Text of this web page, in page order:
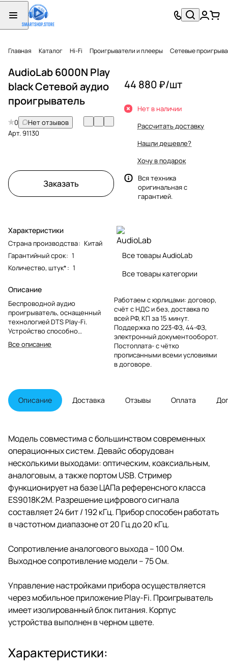
Главная Каталог Hi-Fi Проигрыватели и плееры Сетевые
AudioLab 6000N Play
black Сетевой аудио
проигрыватель
0
Нет отзывов
Арт.91130
Заказать
Характеристики
Страна производства: Китай
Гарантийный срок: 1
Количество, штук*: 1
Описание
Беспроводной аудио
проигрыватель, оснащенный
технологией DTS Play-Fi.
Устройство способно
передавать и принимать музыку
в форматах высокого
Все описание
44 880 ₽/шт
Нет в наличии
Рассчитать доставку
Нашли дешевле?
Хочу в подарок
Вся техника
оригинальная с
гарантией.
Все товары AudioLab
Все товары категории
Работаем с юрлицами: договор,
счёт с НДС и без, доставка по
всей РФ, КП за 15 минут.
Поддержка по 223-ФЗ, 44-ФЗ,
электронный документооборот.
Постоплата- с чётко
прописанными всеми условиями
в договоре.
Описание Доставка Отзывы Оплата
Модель совместима с большинством современных
операционных систем. Девайс оборудован
несколькими выходами: оптическим, коаксиальным,
аналоговым, а также портом USB. Стример
функционирует на базе ЦАПа референсного класса
ES9018K2M. Разрешение цифрового сигнала
составляет 24 бит / 192 кГц. Прибор способен работать
в частотном диапазоне от 20 Гц до 20 кГц.
Сопротивление аналогового выхода – 100 Ом.
Выходное сопротивление модели – 75 Ом.
Управление настройками прибора осуществляется
через мобильное приложение Play-Fi. Проигрыватель
имеет изолированный блок питания. Корпус
устройства выполнен в черном цвете.
Характеристики: